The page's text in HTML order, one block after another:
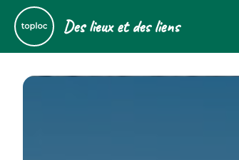
Des lieux et des liens